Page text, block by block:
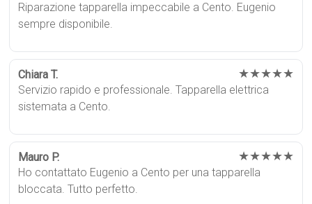
Riparazione tapparella impeccabile a Cento. Eugenio
sempre disponibile.
Chiara T. ★★★★★
Servizio rapido e professionale. Tapparella elettrica
sistemata a Cento.
Mauro P. ★★★★★
Ho contattato Eugenio a Cento per una tapparella
bloccata. Tutto perfetto.